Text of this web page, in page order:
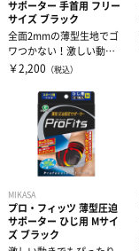
サポーター 手首用 フリー
サイズ ブラック
全面2mmの薄型生地でゴ
ワつかない！激しい動き
でもズレにくい！
￥2,200 （税込）
MIKASA
プロ・フィッツ 薄型圧迫
サポーター ひじ用 Mサイ
ズ ブラック